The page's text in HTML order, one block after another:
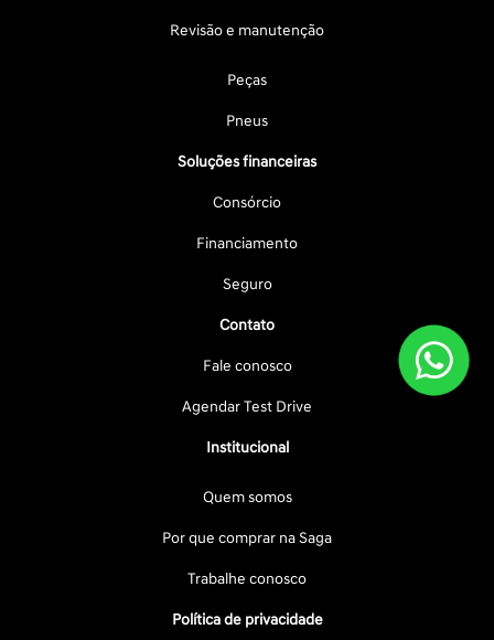
Revisão e manutenção
Peças
Pneus
Soluções financeiras
Consórcio
Financiamento
Seguro
Contato
Fale conosco
Agendar Test Drive
Institucional
Quem somos
Por que comprar na Saga
Trabalhe conosco
Política de privacidade